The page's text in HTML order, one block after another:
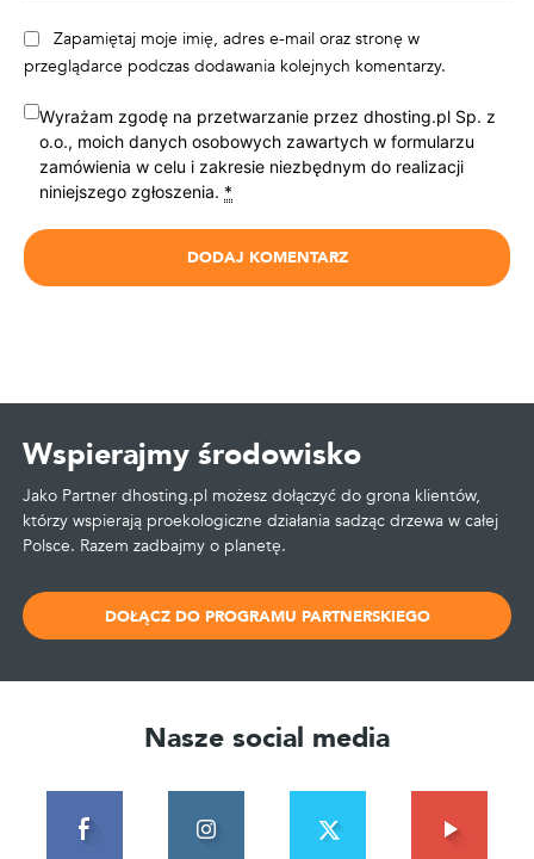
Zapamiętaj moje imię, adres e-mail oraz stronę w
przeglądarce podczas dodawania kolejnych komentarzy.
Wyrażam zgodę na przetwarzanie przez dhosting.pl Sp. z
o.o., moich danych osobowych zawartych w formularzu
zamówienia w celu i zakresie niezbędnym do realizacji
niniejszego zgłoszenia. *
Wspierajmy środowisko
Jako Partner dhosting.pl możesz dołączyć do grona klientów,
którzy wspierają proekologiczne działania sadząc drzewa w całej
Polsce. Razem zadbajmy o planetę.
DOŁĄCZ DO PROGRAMU PARTNERSKIEGO
Nasze social media